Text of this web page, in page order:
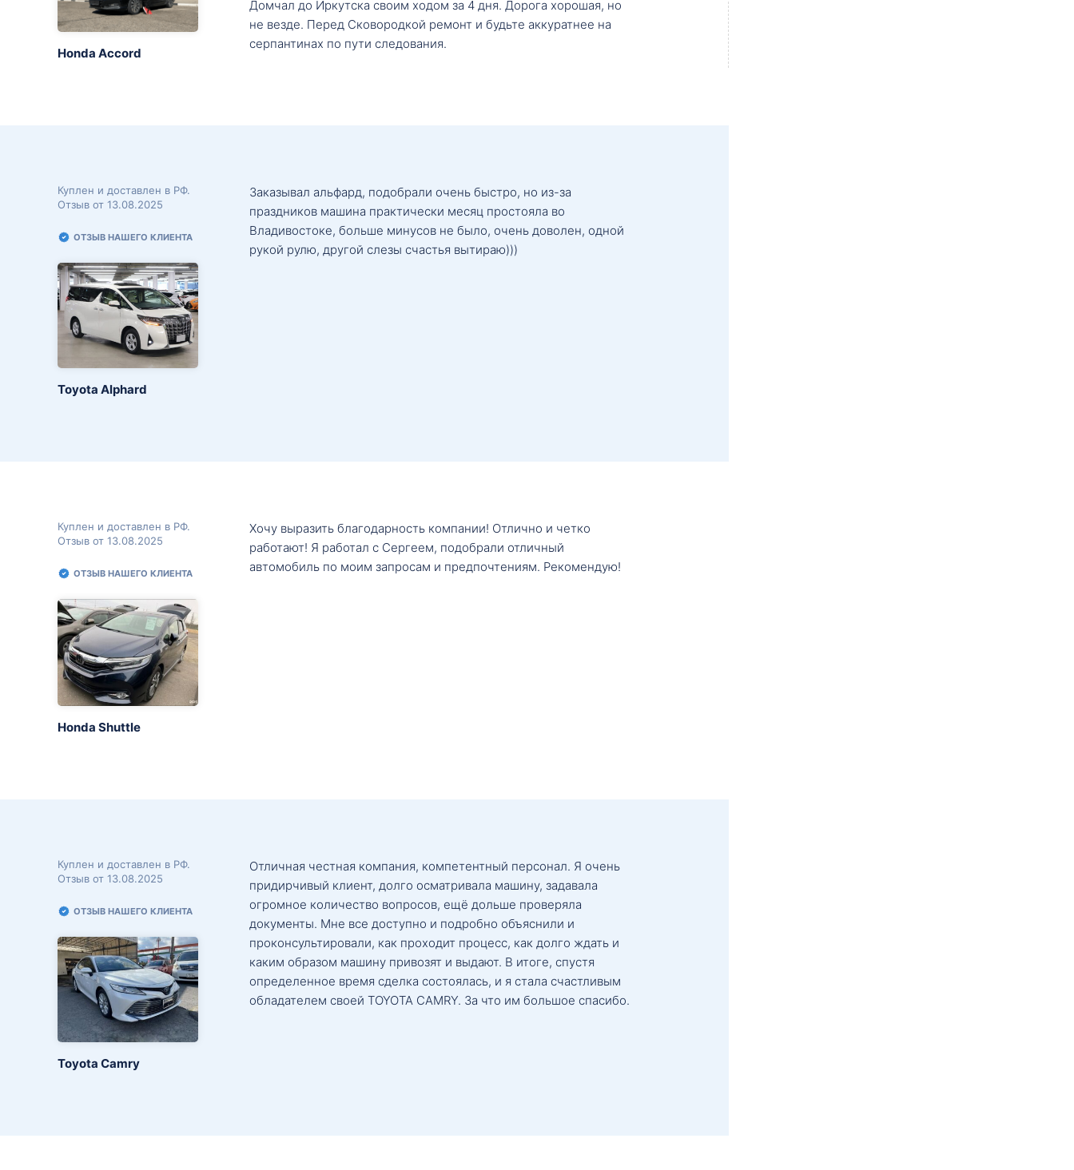
Honda Accord
Домчал до Иркутска своим ходом за 4 дня. Дорога хорошая, но
не везде. Перед Сковородкой ремонт и будьте аккуратнее на
серпантинах по пути следования.
Куплен и доставлен в РФ.
Отзыв от 13.08.2025
ОТЗЫВ НАШЕГО КЛИЕНТА
Toyota Alphard
Заказывал альфард, подобрали очень быстро, но из-за
праздников машина практически месяц простояла во
Владивостоке, больше минусов не было, очень доволен, одной
рукой рулю, другой слезы счастья вытираю)))
Куплен и доставлен в РФ.
Отзыв от 13.08.2025
ОТЗЫВ НАШЕГО КЛИЕНТА
Honda Shuttle
Хочу выразить благодарность компании! Отлично и четко
работают! Я работал с Сергеем, подобрали отличный
автомобиль по моим запросам и предпочтениям. Рекомендую!
Куплен и доставлен в РФ.
Отзыв от 13.08.2025
ОТЗЫВ НАШЕГО КЛИЕНТА
Toyota Camry
Отличная честная компания, компетентный персонал. Я очень
придирчивый клиент, долго осматривала машину, задавала
огромное количество вопросов, ещё дольше проверяла
документы. Мне все доступно и подробно объяснили и
проконсультировали, как проходит процесс, как долго ждать и
каким образом машину привозят и выдают. В итоге, спустя
определенное время сделка состоялась, и я стала счастливым
обладателем своей TOYOTA CAMRY. За что им большое спасибо.